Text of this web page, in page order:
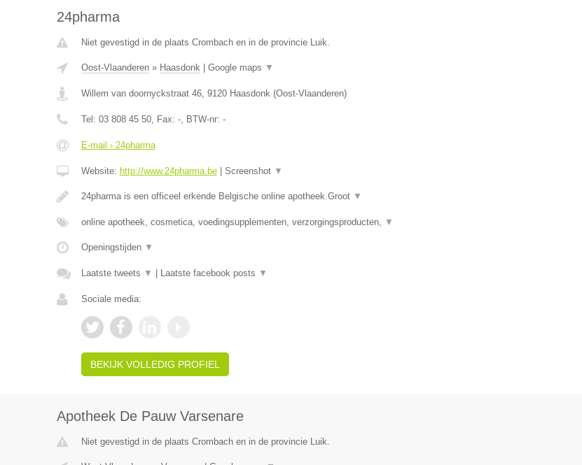
24pharma
Niet gevestigd in de plaats Crombach en in de provincie Luik.
Oost-Vlaanderen» Haasdonk| Google maps ▼
Willem van doornyckstraat 46, 9120 Haasdonk(Oost-Vlaanderen)
Tel: 03 808 45 50, Fax: -, BTW-nr: -
E-mail › 24pharma
Website: http://www.24pharma.be| Screenshot ▼
24pharma is een officeel erkende Belgische online apotheek.Groot ▼
online apotheek, cosmetica, voedingsupplementen, verzorgingsproducten, ▼
Openingstijden ▼
Laatste tweets ▼ Laatste facebook posts ▼
Sociale media:
BEKIJK VOLLEDIG PROFIEL
Apotheek De Pauw Varsenare
Niet gevestigd in de plaats Crombach en in de provincie Luik.